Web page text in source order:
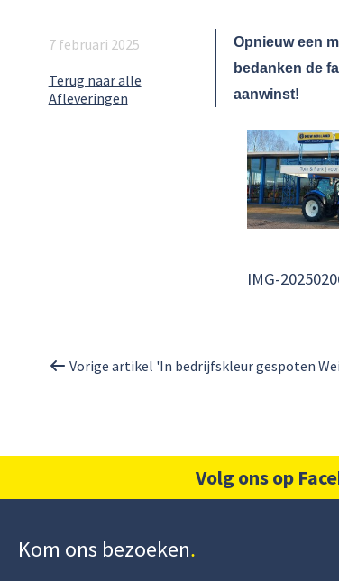
7 februari 2025
Terug naar alle
Afleveringen
Opnieuw een
bedanken de
aanwinst!
IMG-
Vorige artikel 'In bedrijfskleur gespoten
Volg ons op
Kom ons bezoeken